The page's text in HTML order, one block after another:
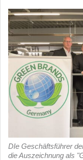
DIe Geschäftsführer
die Auszeichnung als